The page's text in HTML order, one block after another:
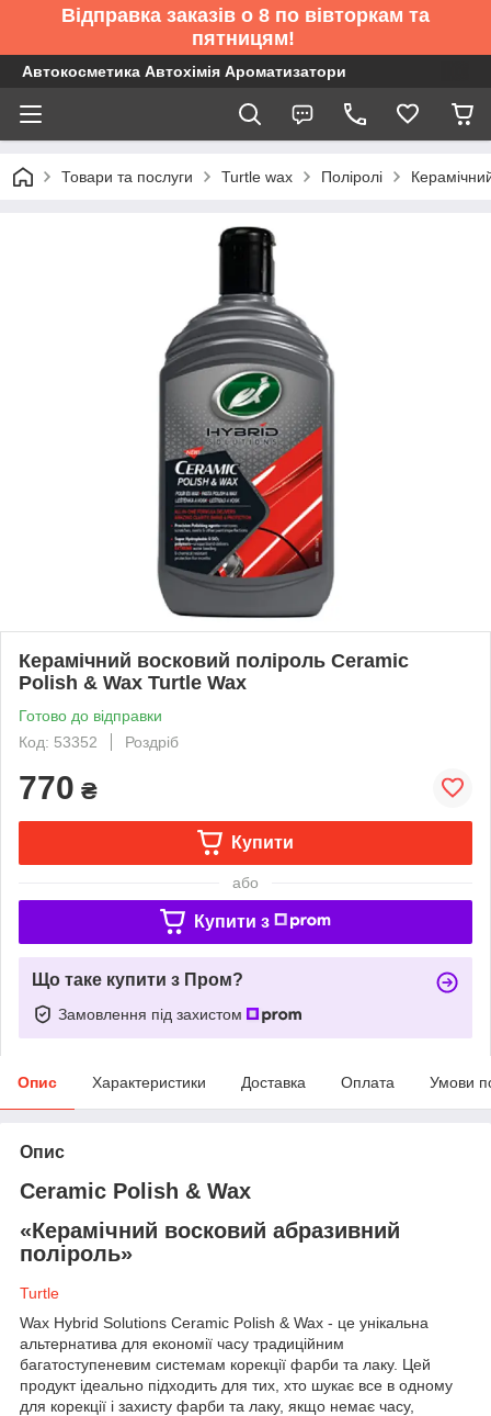
Відправка заказів о 8 по вівторкам та
пятницям!
Автокосметика Автохімія Ароматизатори
Товари та послуги Turtle wax Поліролі
Керамічний восковий поліроль Ceramic
Polish & Wax Turtle Wax
Готово до відправки
Код: 53352
Роздріб
770 ₴
Купити
або
Купити з
Що таке купити з Пром?
Замовлення під захистом
Опис Характеристики Доставка Оплата Умови
Опис
Ceramic Polish & Wax
«Керамічний восковий абразивний
поліроль»
Turtle
Wax Hybrid Solutions Ceramic Polish & Wax - це унікальна
альтернатива для економії часу традиційним
багатоступеневим системам корекції фарби та лаку. Цей
продукт ідеально підходить для тих, хто шукає все в одному
для корекції і захисту фарби та лаку, якщо немає часу,